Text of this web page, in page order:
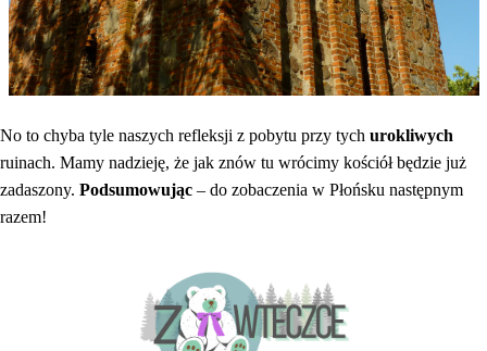
No to chyba tyle naszych refleksji z pobytu przy tych urokliwych
ruinach. Mamy nadzieję, że jak znów tu wrócimy kościół będzie już
zadaszony. Podsumowując – do zobaczenia w Płońsku następnym
razem!